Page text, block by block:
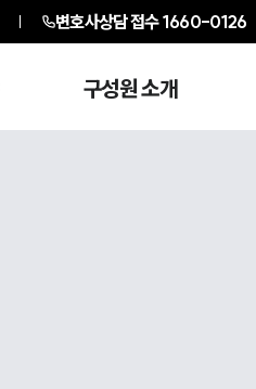
변호사상담 접수1660-0126
구성원 소개